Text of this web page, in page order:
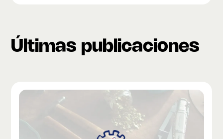
Últimas publicaciones